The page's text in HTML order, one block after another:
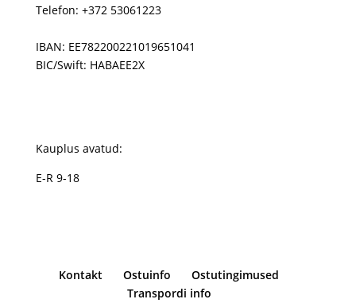
Telefon: +372 53061223
IBAN: EE782200221019651041
BIC/Swift: HABAEE2X
Kauplus avatud:
E-R 9-18
Kontakt Ostuinfo
Ostutingimused
Transpordi info